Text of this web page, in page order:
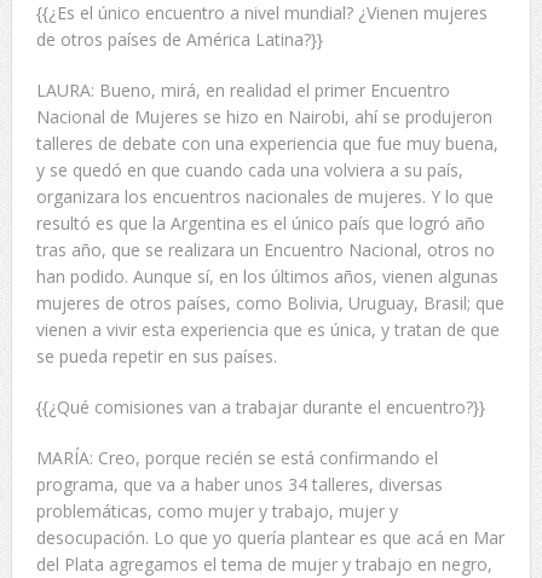
{{¿Es el único encuentro a nivel mundial? ¿Vienen mujeres
de otros países de América Latina?}}
LAURA: Bueno, mirá, en realidad el primer Encuentro
Nacional de Mujeres se hizo en Nairobi, ahí se produjeron
talleres de debate con una experiencia que fue muy buena,
y se quedó en que cuando cada una volviera a su país,
organizara los encuentros nacionales de mujeres. Y lo que
resultó es que la Argentina es el único país que logró año
tras año, que se realizara un Encuentro Nacional, otros no
han podido. Aunque sí, en los últimos años, vienen algunas
mujeres de otros países, como Bolivia, Uruguay, Brasil; que
vienen a vivir esta experiencia que es única, y tratan de que
se pueda repetir en sus países.
{{¿Qué comisiones van a trabajar durante el encuentro?}}
MARÍA: Creo, porque recién se está confirmando el
programa, que va a haber unos 34 talleres, diversas
problemáticas, como mujer y trabajo, mujer y
desocupación. Lo que yo quería plantear es que acá en Mar
del Plata agregamos el tema de mujer y trabajo en negro,